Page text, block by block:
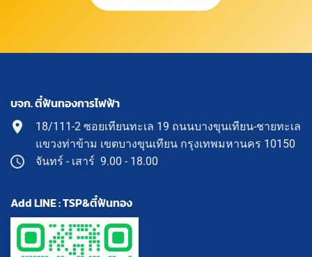
บจก. ตี๋ฟันทองการไฟฟ้า
18/111-2 ซอยเทียนทะเล 19 ถนนบางขุนเทียน-ชายทะเล
แขวงท่าข้าม เขตบางขุนเทียน กรุงเทพมหานคร 10150
จันทร์ - เสาร์ 9.00 - 18.00
Add LINE : TSP&ตี๋ฟันทอง